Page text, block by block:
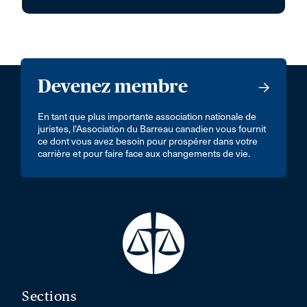
Devenez membre
En tant que plus importante association nationale de
juristes, l’Association du Barreau canadien vous fournit
ce dont vous avez besoin pour prospérer dans votre
carrière et pour faire face aux changements de vie.
Sections